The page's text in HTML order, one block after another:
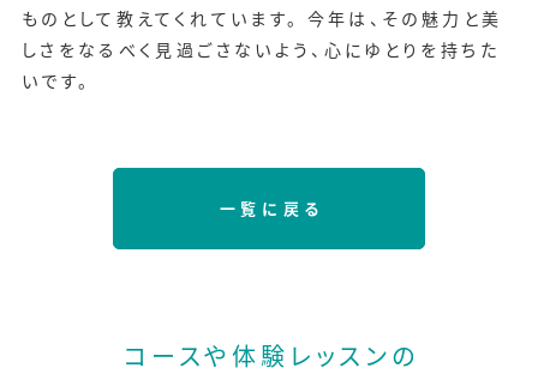
ものとして教えてくれています。 今年は、その魅力と美
しさをなるべく見過ごさないよう、心にゆとりを持ちた
いです。
一覧に戻る
コースや体験レッスンの